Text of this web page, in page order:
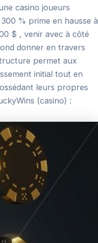
casino joueurs
% prime en hausse à
$ , venir avec à côté
donner en travers
permet aux
initial tout en
leurs propres
(casino) :